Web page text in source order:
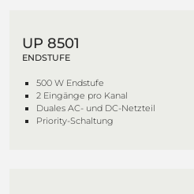
UP 8501
ENDSTUFE
500 W Endstufe
2 Eingänge pro Kanal
Duales AC- und DC-Netzteil
Priority-Schaltung